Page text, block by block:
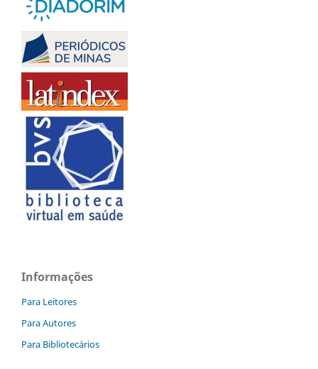
Informações
Para Leitores
Para Autores
Para Bibliotecários